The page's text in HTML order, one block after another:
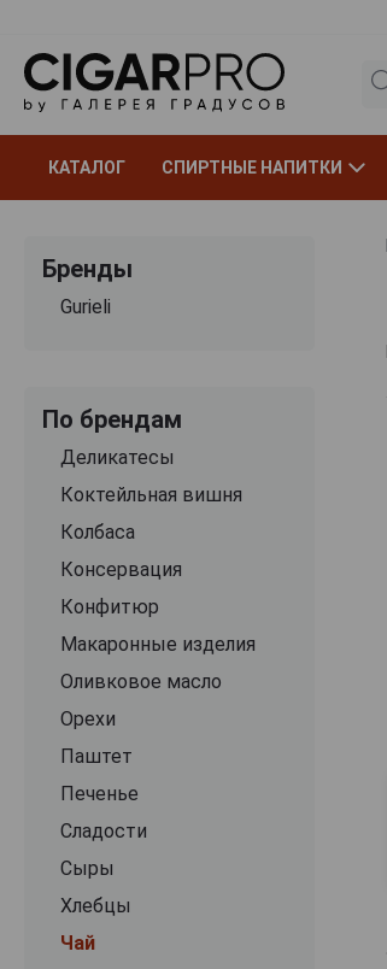
КАТАЛОГ СПИРТНЫЕ НАПИТКИ
Бренды
Gurieli
По брендам
Деликатесы
Коктейльная вишня
Колбаса
Консервация
Конфитюр
Макаронные изделия
Оливковое масло
Орехи
Паштет
Печенье
Сладости
Сыры
Хлебцы
Чай